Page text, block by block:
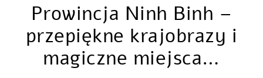
Prowincja Ninh Binh –
przepiękne krajobrazy i
magiczne miejsca…